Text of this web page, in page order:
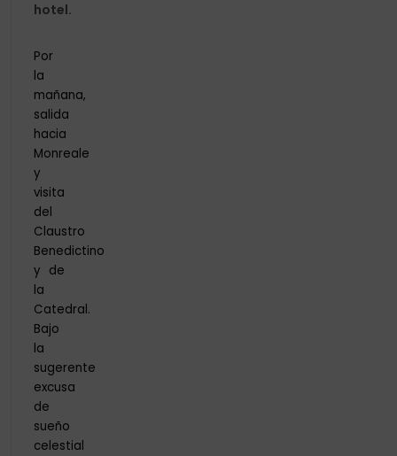
hotel.
Por
la
mañana,
salida
hacia
Monreale
y
visita
del
Claustro
Benedictino
y de
la
Catedral.
Bajo
la
sugerente
excusa
de
sueño
celestial